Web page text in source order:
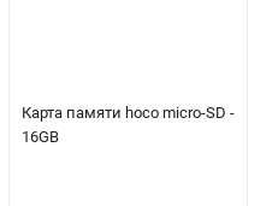
Карта памяти hoco micro-SD -
16GB